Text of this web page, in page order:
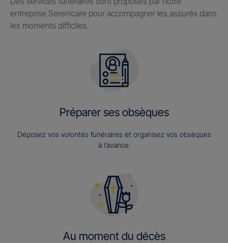
entreprise Serenicare pour accompagner les assurés dans
les moments difficiles.
Préparer ses obsèques
Déposez vos volontés funéraires et organisez vos obsèques
à l’avance.
Au moment du décès